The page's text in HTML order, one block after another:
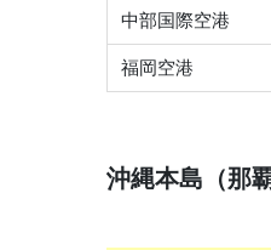
中部国際空港
福岡空港
沖縄本島（那